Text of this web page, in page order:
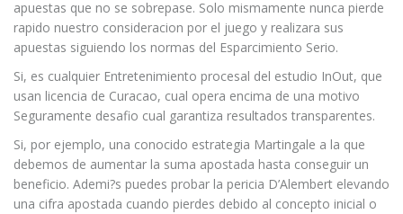
apuestas que no se sobrepase. Solo mismamente nunca pierde
rapido nuestro consideracion por el juego y realizara sus
apuestas siguiendo los normas del Esparcimiento Serio.
Si, es cualquier Entretenimiento procesal del estudio InOut, que
usan licencia de Curacao, cual opera encima de una motivo
Seguramente desafio cual garantiza resultados transparentes.
Si, por ejemplo, una conocido estrategia Martingale a la que
debemos de aumentar la suma apostada hasta conseguir un
beneficio. Ademi?s puedes probar la pericia D’Alembert elevando
una cifra apostada cuando pierdes debido al concepto inicial o